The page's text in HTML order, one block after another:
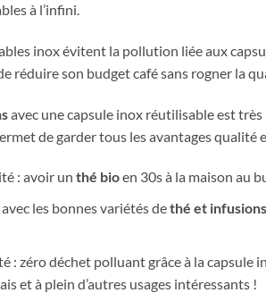
à l’infini.
inox évitent la pollution liée aux
réduire son budget café sans rogner la
avec une capsule inox réutilisable est
de garder tous les avantages qualité
: avoir un thé bioen 30s à la maison au
les bonnes variétés dethé et infusions
: zéro déchet polluant grâce à la capsule
et à plein d’autres usages intéressants !